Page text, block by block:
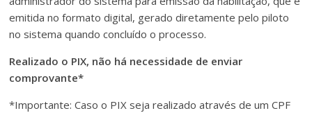
emitida no formato digital, gerado diretamente pelo piloto
no sistema quando concluído o processo.
Realizado o PIX, não há necessidade de enviar
comprovante*
*Importante: Caso o PIX seja realizado através de um CPF